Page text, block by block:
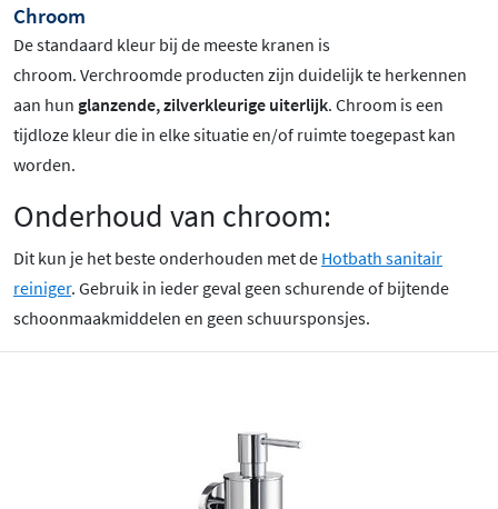
Chroom
De standaard kleur bij de meeste kranen is
chroom. Verchroomde producten zijn duidelijk te herkennen
aan hun glanzende, zilverkleurige uiterlijk. Chroom is een
tijdloze kleur die in elke situatie en/of ruimte toegepast kan
worden.
Onderhoud van chroom:
Dit kun je het beste onderhouden met de Hotbath sanitair
reiniger. Gebruik in ieder geval geen schurende of bijtende
schoonmaakmiddelen en geen schuursponsjes.